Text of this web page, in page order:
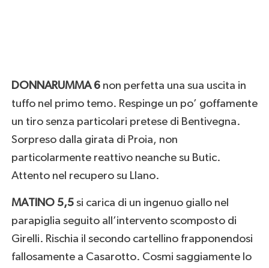
DONNARUMMA 6non perfetta una sua uscita in
tuffo nel primo temo. Respinge un po’ goffamente
un tiro senza particolari pretese di Bentivegna.
Sorpreso dalla girata di Proia, non
particolarmente reattivo neanche su Butic.
Attento nel recupero su Llano.
MATINO 5,5si carica di un ingenuo giallo nel
parapiglia seguito all’intervento scomposto di
Girelli. Rischia il secondo cartellino frapponendosi
fallosamente a Casarotto. Cosmi saggiamente lo